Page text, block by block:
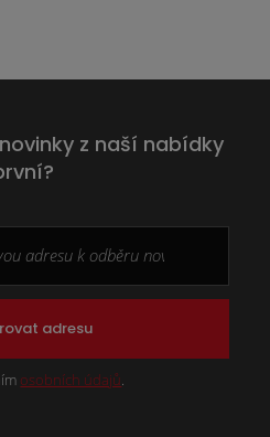
z naší nabídky
adresu
osobních údajů.